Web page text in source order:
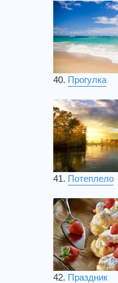
40. Прогулка
41. Потеплело
42. Праздник